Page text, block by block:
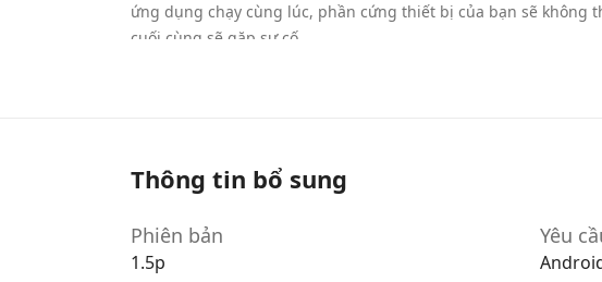
ứng dụng chạy cùng lúc, phần cứng thiết bị của bạn sẽ không
cuối cùng sẽ gặp sự cố.
Để cải thiện trải nghiệm trong ứng dụng, bạn sẽ cần phải loại
rằng kết nối Internet của họ được tối ưu hóa để tận hưởng trải
Cùng tìm hiểu thêm về ứng dụng và các tính năng của nó với
Thông tin bổ sung
Phiên bản
1.5p
Yêu